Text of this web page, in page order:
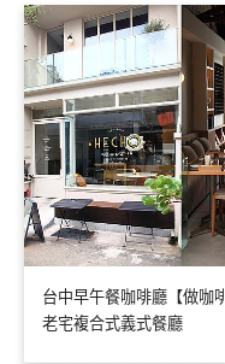
台中早午餐咖啡廳【做咖
老宅複合式義式餐廳